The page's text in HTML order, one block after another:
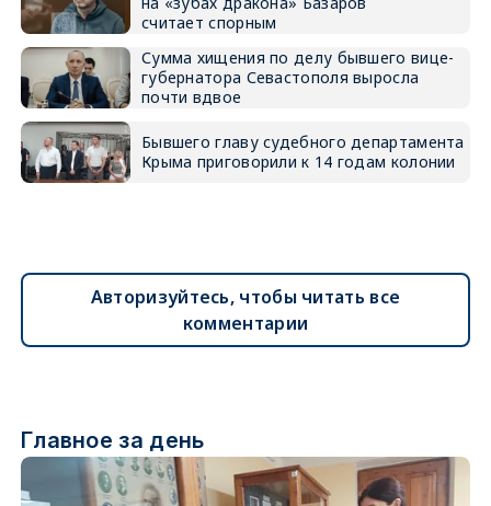
считает спорным
Сумма хищения по делу бывшего вице-
губернатора Севастополя выросла
почти вдвое
Бывшего главу судебного департамента
Крыма приговорили к 14 годам колонии
Авторизуйтесь, чтобы читать все
комментарии
Главное за день